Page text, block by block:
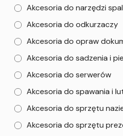
Akcesoria do narzędzi
Akcesoria do odkurzaczy
Akcesoria do opraw
Akcesoria do sadzenia i
Akcesoria do serwerów
Akcesoria do spawania i
Akcesoria do sprzętu
Akcesoria do sprzętu